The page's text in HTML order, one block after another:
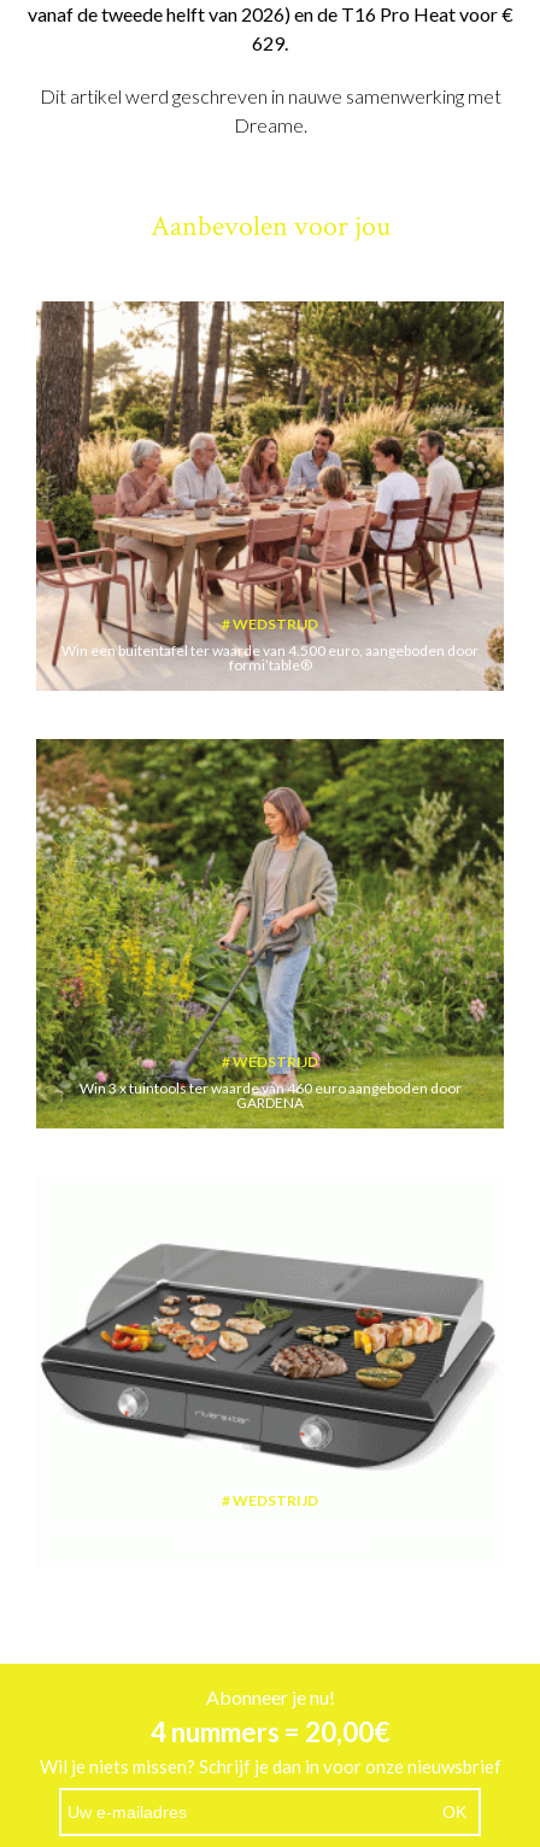
vanaf de tweede helft van 2026) en de T16 Pro Heat voor €
629.
Dit artikel werd geschreven in nauwe samenwerking met
Dreame.
Aanbevolen voor jou
WEDSTRIJD
Win een buitentafel ter waarde van 4.500 euro, aangeboden door
formi’table®
WEDSTRIJD
Win 3 x tuintools ter waarde van 460 euro aangeboden door
GARDENA
WEDSTRIJD
Abonneer je nu!
4 nummers = 20,00€
Wil je niets missen? Schrijf je dan in voor onze nieuwsbrief